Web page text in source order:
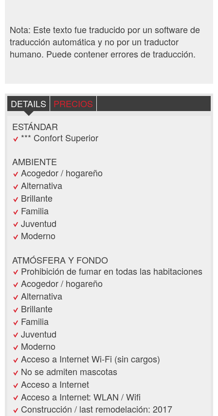
Nota: Este texto fue traducido por un software de
traducción automática y no por un traductor
humano. Puede contener errores de traducción.
DETAILS
PRECIOS
ESTÁNDAR
*** Confort Superior
AMBIENTE
Acogedor / hogareño
Alternativa
Brillante
Familia
Juventud
Moderno
ATMÓSFERA Y FONDO
Prohibición de fumar en todas las habitaciones
Acogedor / hogareño
Alternativa
Brillante
Familia
Juventud
Moderno
Acceso a Internet Wi-Fi (sin cargos)
No se admiten mascotas
Acceso a Internet
Acceso a Internet: WLAN / Wifi
Construcción / last remodelación: 2017